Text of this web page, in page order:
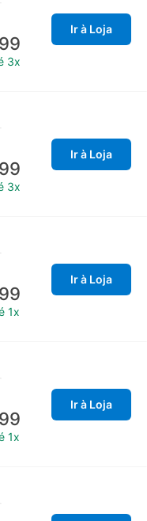
3x
Ir à Loja
3x
Ir à Loja
1x
Ir à Loja
1x
Ir à Loja